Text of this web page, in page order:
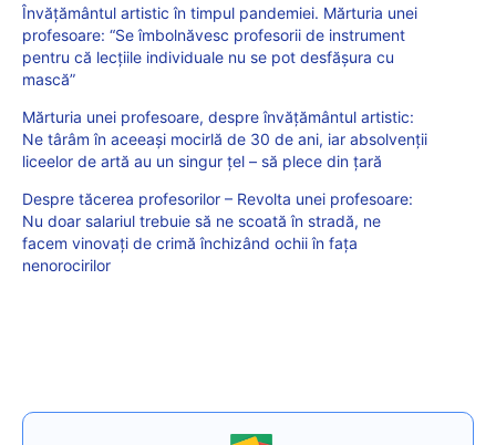
Învățământul artistic în timpul pandemiei. Mărturia unei
profesoare: “Se îmbolnăvesc profesorii de instrument
pentru că lecțiile individuale nu se pot desfășura cu
mască”
Mărturia unei profesoare, despre învățământul artistic:
Ne târâm în aceeași mocirlă de 30 de ani, iar absolvenții
liceelor de artă au un singur țel – să plece din țară
Despre tăcerea profesorilor – Revolta unei profesoare:
Nu doar salariul trebuie să ne scoată în stradă, ne
facem vinovați de crimă închizând ochii în fața
nenorocirilor